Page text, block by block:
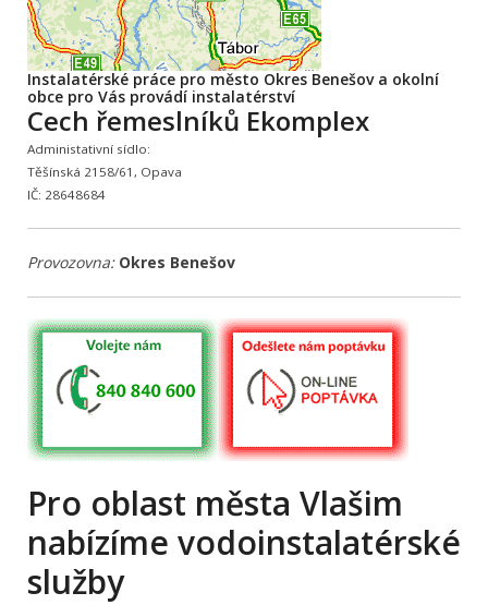
Instalatérské práce pro město Okres Benešov a okolní
obce pro Vás provádí instalatérství
Cech řemeslníků Ekomplex
Administativní sídlo:
Těšínská 2158/61, Opava
IČ: 28648684
Provozovna: Okres Benešov
Pro oblast města Vlašim
nabízíme vodoinstalatérské
služby